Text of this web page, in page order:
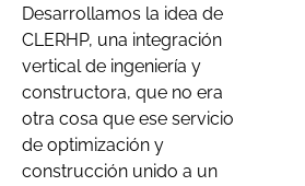
Desarrollamos la idea de
CLERHP, una integración
vertical de ingeniería y
constructora, que no era
otra cosa que ese servicio
de optimización y
construcción unido a un